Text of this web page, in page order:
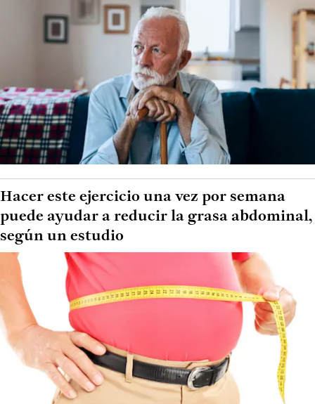
Hacer este ejercicio una vez por semana
puede ayudar a reducir la grasa abdominal,
según un estudio